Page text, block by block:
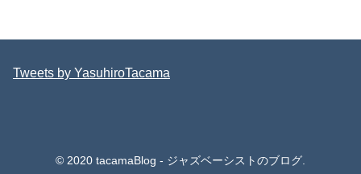
Tweets by YasuhiroTacama
© 2020 tacamaBlog - ジャズベーシストのブログ.